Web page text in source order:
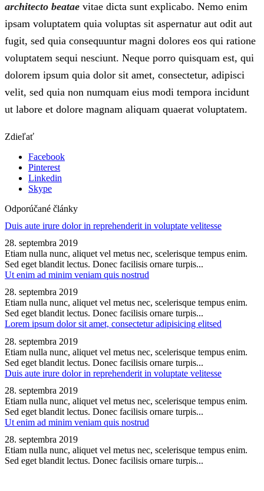
architecto beatae vitae dicta sunt explicabo. Nemo enim
ipsam voluptatem quia voluptas sit aspernatur aut odit aut
fugit, sed quia consequuntur magni dolores eos qui ratione
voluptatem sequi nesciunt. Neque porro quisquam est, qui
dolorem ipsum quia dolor sit amet, consectetur, adipisci
velit, sed quia non numquam eius modi tempora incidunt
ut labore et dolore magnam aliquam quaerat voluptatem.
Zdieľať
Facebook
Pinterest
Linkedin
Skype
Odporúčané články
Duis aute irure dolor in reprehenderit in voluptate velitesse
28. septembra 2019
Etiam nulla nunc, aliquet vel metus nec, scelerisque tempus enim.
Sed eget blandit lectus. Donec facilisis ornare turpis...
Ut enim ad minim veniam quis nostrud
28. septembra 2019
Etiam nulla nunc, aliquet vel metus nec, scelerisque tempus enim.
Sed eget blandit lectus. Donec facilisis ornare turpis...
Lorem ipsum dolor sit amet, consectetur adipisicing elitsed
28. septembra 2019
Etiam nulla nunc, aliquet vel metus nec, scelerisque tempus enim.
Sed eget blandit lectus. Donec facilisis ornare turpis...
Duis aute irure dolor in reprehenderit in voluptate velitesse
28. septembra 2019
Etiam nulla nunc, aliquet vel metus nec, scelerisque tempus enim.
Sed eget blandit lectus. Donec facilisis ornare turpis...
Ut enim ad minim veniam quis nostrud
28. septembra 2019
Etiam nulla nunc, aliquet vel metus nec, scelerisque tempus enim.
Sed eget blandit lectus. Donec facilisis ornare turpis...